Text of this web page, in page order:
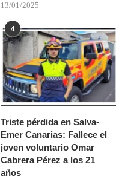
13/01/2025
4
Triste pérdida en Salva-
Emer Canarias: Fallece el
joven voluntario Omar
Cabrera Pérez a los 21
años